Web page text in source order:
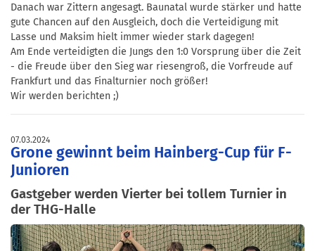
Danach war Zittern angesagt. Baunatal wurde stärker und hatte
gute Chancen auf den Ausgleich, doch die Verteidigung mit
Lasse und Maksim hielt immer wieder stark dagegen!
Am Ende verteidigten die Jungs den 1:0 Vorsprung über die Zeit
- die Freude über den Sieg war riesengroß, die Vorfreude auf
Frankfurt und das Finalturnier noch größer!
Wir werden berichten ;)
07.03.2024
Grone gewinnt beim Hainberg-Cup für F-
Junioren
Gastgeber werden Vierter bei tollem Turnier in
der THG-Halle